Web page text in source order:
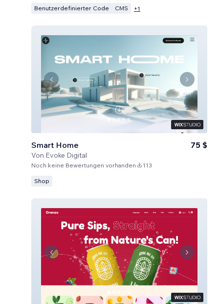
Benutzerdefinierter Code CMS +1
Smart Home
Von Evoke Digital
75 $
Noch keine Bewertungen vorhanden 113
Shop